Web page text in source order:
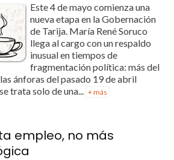
Este 4 de mayo comienza una
nueva etapa en la Gobernación
de Tarija. María René Soruco
llega al cargo con un respaldo
inusual en tiempos de
fragmentación política: más del
ánforas del pasado 19 de abril
trata solo de una...
+ más
empleo, no más